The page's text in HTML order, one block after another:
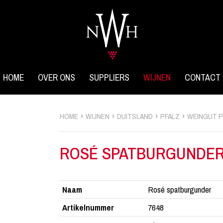
HOME OVER ONS SUPPLIERS WIJNEN CONTACT
HOME WIJNEN DUITSLAND PFALZ WEINGUT
ROSÉ
Naam
Rosé spatburgunder
Artikelnummer
7648